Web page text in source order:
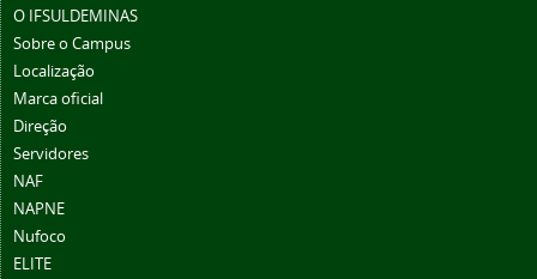
O IFSULDEMINAS
Sobre o Campus
Localização
Marca oficial
Direção
Servidores
NAF
NAPNE
Nufoco
ELITE